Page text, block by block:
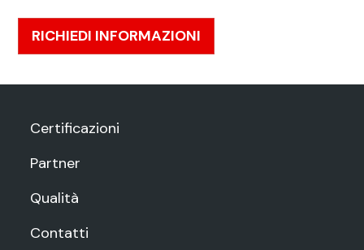
RICHIEDI INFORMAZIONI
Certificazioni
Partner
Qualità
Contatti